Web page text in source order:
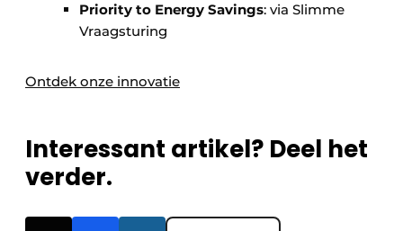
Priority to Energy Savings: via Slimme
Vraagsturing
Ontdek onze innovatie
Interessant artikel? Deel het
verder.